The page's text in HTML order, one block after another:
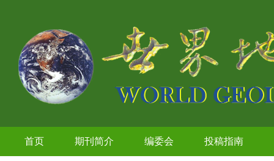
首页 期刊简介 编委会 投稿指南